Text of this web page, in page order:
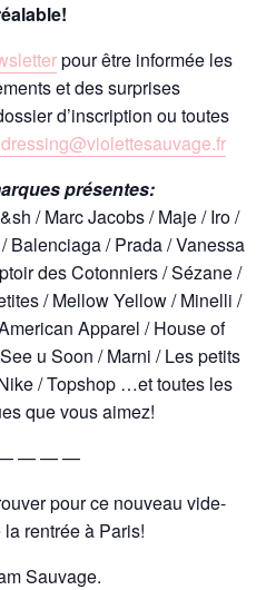
pour être informée les
et des surprises
d’inscription ou toutes
ge.fr
présentes:
/ Marc Jacobs / Maje / Iro /
Balenciaga / Prada / Vanessa
des Cotonniers / Sézane /
/ Mellow Yellow / Minelli /
Apparel / House of
u Soon / Marni / Les petits
/ Topshop …et toutes les
que vous aimez!
— — —
pour ce nouveau vide-
rentrée à Paris!
Sauvage.